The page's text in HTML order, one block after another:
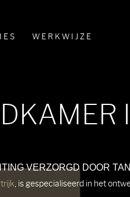
WERKWIJZE
VERZORGD DOOR
, is gespecialiseerd in het